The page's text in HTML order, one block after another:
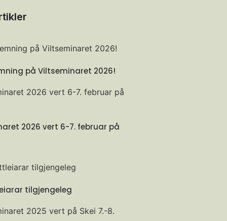
på Viltseminaret 2026!
2026 vert 6-7. februar på
tilgjengeleg